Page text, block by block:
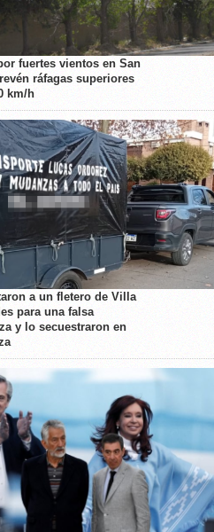
fuertes vientos en San
ráfagas superiores
km/h
a un fletero de Villa
para una falsa
y lo secuestraron en